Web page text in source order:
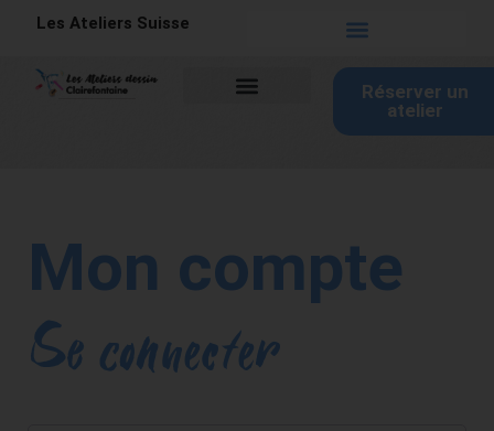
Les Ateliers Suisse
Réserver un
atelier
Mon compte
Se connecter